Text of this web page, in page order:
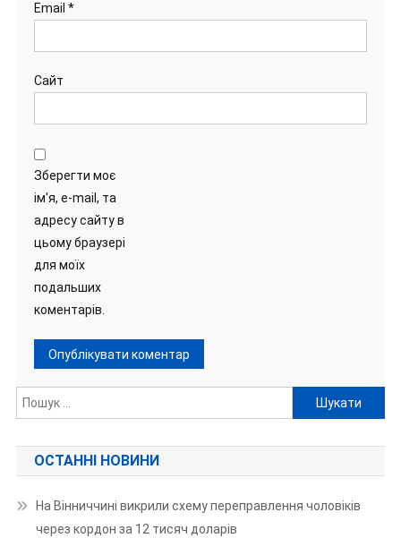
Email *
Сайт
Зберегти моє
ім'я, e-mail, та
адресу сайту в
цьому браузері
для моїх
подальших
коментарів.
Пошук:
ОСТАННІ НОВИНИ
На Вінниччині викрили схему переправлення чоловіків
через кордон за 12 тисяч доларів